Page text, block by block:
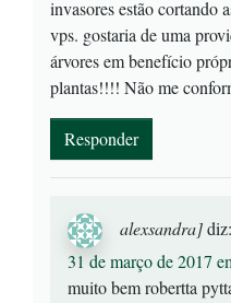
invasores estão cortando
vps. gostaria de uma
árvores em benefício
plantas!!!! Não me
Responder
alexsandra]diz:
31 de março de 2017
muito bem robertta